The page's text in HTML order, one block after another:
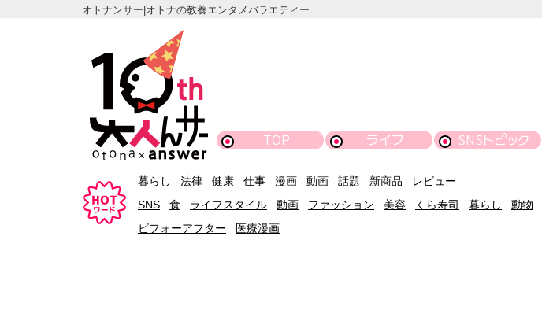
オトナンサー|オトナの教養エンタメバラエティー
TOP ライフ SNSトピック
暮らし 法律 健康 仕事 漫画 動画 話題 新商品
レビュー
SNS
食 ライフスタイル 動画 ファッション 美容 くら寿司 暮らし 動物
ビフォーアフター
医療漫画